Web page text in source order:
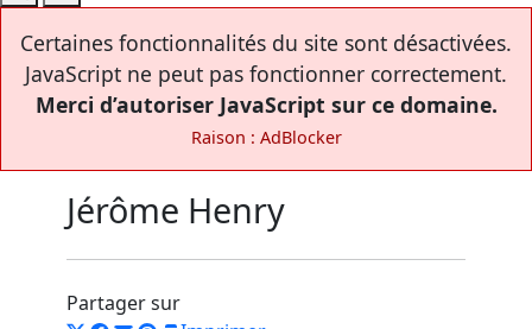
Certaines fonctionnalités du site sont désactivées.
JavaScript ne peut pas fonctionner correctement.
Merci d’autoriser JavaScript sur ce domaine.
Raison : AdBlocker
Jérôme Henry
Partager sur